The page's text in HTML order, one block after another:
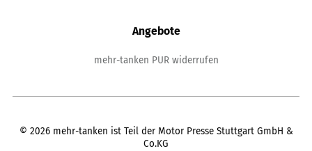
Angebote
mehr-tanken PUR widerrufen
© 2026 mehr-tanken ist Teil der Motor Presse Stuttgart GmbH &
Co.KG